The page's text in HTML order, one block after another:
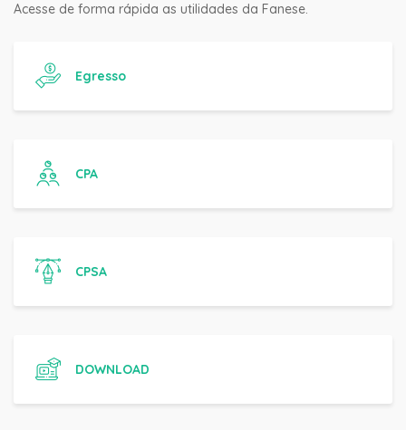
Acesse de forma rápida as utilidades da Fanese.
Egresso
CPA
CPSA
DOWNLOAD